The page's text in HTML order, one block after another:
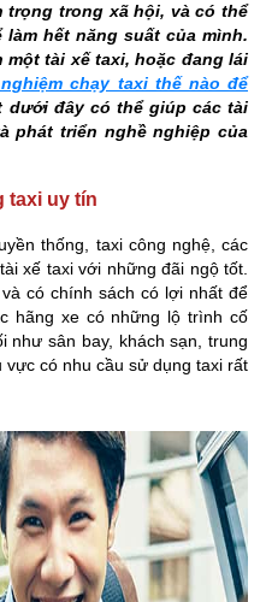
trọng trong xã hội, và có thể
hết năng suất của mình.
một tài xế taxi, hoặc đang lái
chạy taxi thế nào để
dưới đây có thể giúp các tài
phát triển nghề nghiệp của
taxi uy tín
thống, taxi công nghệ, các
xế taxi với những đãi ngộ tốt.
có chính sách có lợi nhất để
hãng xe có những lộ trình cố
như sân bay, khách sạn, trung
có nhu cầu sử dụng taxi rất